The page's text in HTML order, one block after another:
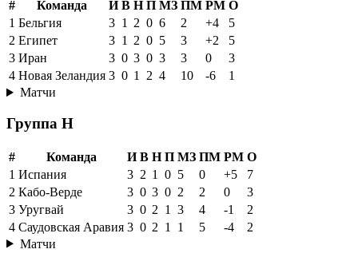
# Команда И В Н П МЗ ПМ РМ О
1 Бельгия 3 1 2 0 6 2 +4
5
2 Египет 3 1 2 0 5 3 +2
5
3 Иран 3 0 3 0 3 3 0
3
4 Новая Зеландия 3 0 1 2 4 10 -6
1
Матчи
Группа H
# Команда И В Н П МЗ ПМ РМ О
1 Испания 3 2 1 0 5 0 +5
7
2 Кабо-Верде 3 0 3 0 2 2 0
3
3 Уругвай 3 0 2 1 3 4 -1
2
4 Саудовская Аравия 3 0 2 1 1 5 -4
2
Матчи